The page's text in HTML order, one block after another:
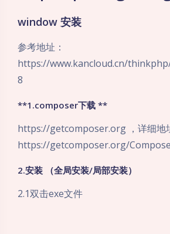
window 安装
参考地址：
https://www.kancloud.cn/
8
**1.composer下载 **
https://getcomposer.org ，详细地
https://getcomposer.org/
2.安装 （全局安装/局部安装）
2.1双击exe文件